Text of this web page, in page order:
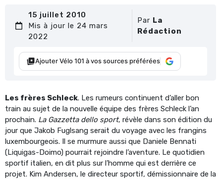
15 juillet 2010
Mis à jour le 24 mars
2022
Par La
Rédaction
Ajouter Vélo 101 à vos sources préférées
Les frères Schleck. Les rumeurs continuent d’aller bon
train au sujet de la nouvelle équipe des frères Schleck l’an
prochain. La Gazzetta dello sport, révèle dans son édition du
jour que Jakob Fuglsang serait du voyage avec les frangins
luxembourgeois. Il se murmure aussi que Daniele Bennati
(Liquigas-Doimo) pourrait rejoindre l’aventure. Le quotidien
sportif italien, en dit plus sur l’homme qui est derrière ce
projet. Kim Andersen, le directeur sportif, démissionnaire de la